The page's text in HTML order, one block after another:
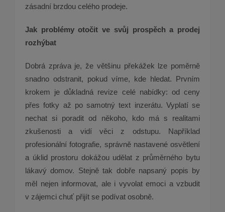
zásadní brzdou celého prodeje.
Jak problémy otočit ve svůj prospěch a prodej
rozhýbat
Dobrá zpráva je, že většinu překážek lze poměrně
snadno odstranit, pokud víme, kde hledat. Prvním
krokem je důkladná revize celé nabídky: od ceny
přes fotky až po samotný text inzerátu. Vyplatí se
nechat si poradit od někoho, kdo má s realitami
zkušenosti a vidí věci z odstupu. Například
profesionální fotografie, správně nastavené osvětlení
a úklid prostoru dokážou udělat z průměrného bytu
lákavý domov. Stejně tak dobře napsaný popis by
měl nejen informovat, ale i vyvolat emoci a vzbudit
v zájemci chuť přijít se podívat osobně.